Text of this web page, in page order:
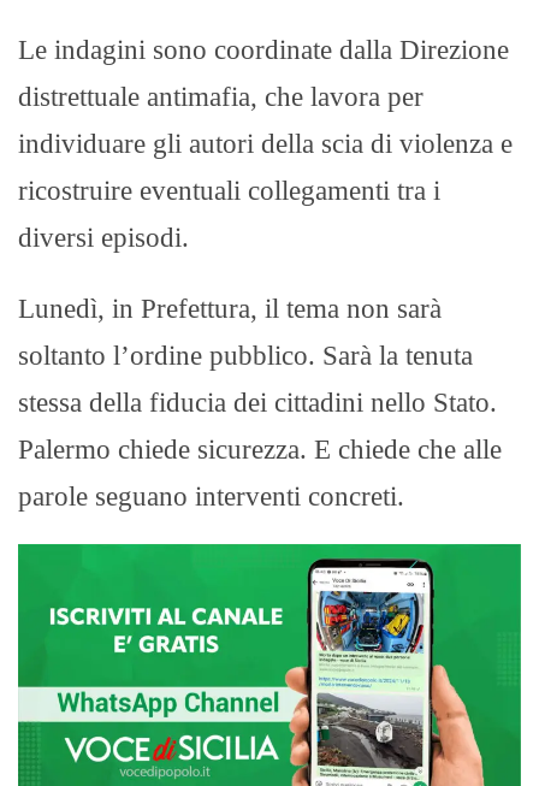
Le indagini sono coordinate dalla Direzione
distrettuale antimafia, che lavora per
individuare gli autori della scia di violenza e
ricostruire eventuali collegamenti tra i
diversi episodi.
Lunedì, in Prefettura, il tema non sarà
soltanto l’ordine pubblico. Sarà la tenuta
stessa della fiducia dei cittadini nello Stato.
Palermo chiede sicurezza. E chiede che alle
parole seguano interventi concreti.